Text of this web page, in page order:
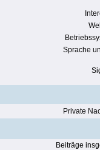
Sprache
Private
Beiträge